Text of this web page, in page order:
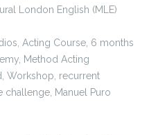
London English (MLE)
Acting Course, 6 months
Method Acting
Workshop, recurrent
challenge, Manuel Puro